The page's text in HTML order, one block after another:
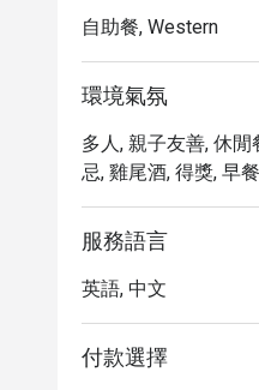
養生滋味。甜品方
佳。
週末及公眾假期，
自助餐, Western
環境氣氛
多人, 親子友善, 休
忌, 雞尾酒, 得獎, 早
服務語言
英語, 中文
付款選擇